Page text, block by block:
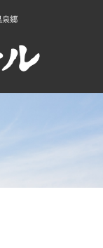
泉郷